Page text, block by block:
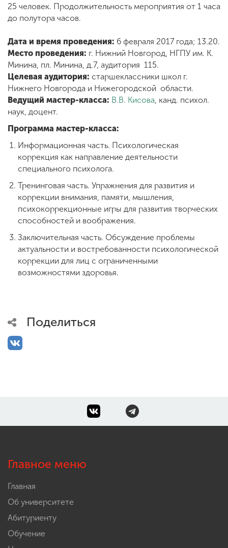
Сведения об
образовательной
организации
комиссия
+7 (831) 262-26-20
25 человек. Продолжительность мероприятия от 1 часа
до полутора часов.
Дата и время проведения: 6 февраля 2017 года; 13.20.
Место проведения: г. Нижний Новгород, НГПУ им. К.
Минина, пл. Минина, д.7, аудитория 115.
Целевая аудитория: старшеклассники школ г.
Нижнего Новгорода и Нижегородской области.
Ведущий мастер-класса: В.В. Кисова, канд. психол.
наук, доцент.
Программа мастер-класса:
Информационная часть. Психологическая
коррекция как направление деятельности
специального психолога.
Тренинговая часть. Упражнения для развития и
коррекции внимания, памяти, мышления,
психокоррекционные игры для развития творческих
способностей и воображения.
Заключительная часть. Обсуждение проблемы
актуальности и востребованности психологической
коррекции для лиц с ограниченными
возможностями здоровья.
Поделиться
Главное меню
Главная
Об университете
Абитуриенту
Обучение